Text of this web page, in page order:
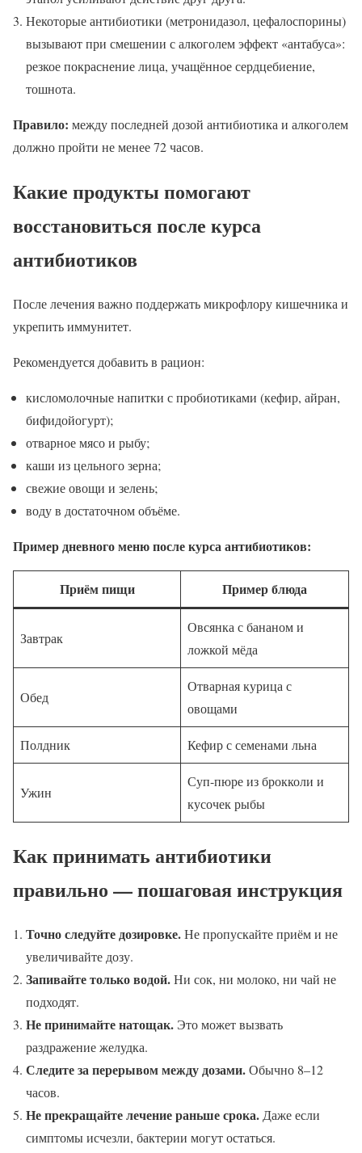
Некоторые антибиотики (метронидазол, цефалоспорины)
вызывают при смешении с алкоголем эффект «антабуса»:
резкое покраснение лица, учащённое сердцебиение,
тошнота.
Правило: между последней дозой антибиотика и алкоголем
должно пройти не менее 72 часов.
Какие продукты помогают
восстановиться после курса
антибиотиков
После лечения важно поддержать микрофлору кишечника и
укрепить иммунитет.
Рекомендуется добавить в рацион:
кисломолочные напитки с пробиотиками (кефир, айран,
бифидойогурт);
отварное мясо и рыбу;
каши из цельного зерна;
свежие овощи и зелень;
воду в достаточном объёме.
Пример дневного меню после курса антибиотиков:
Приём пищи Пример блюда
Завтрак
Овсянка с бананом и
ложкой мёда
Обед
Отварная курица с
овощами
Полдник Кефир с семенами льна
Ужин
Суп-пюре из брокколи и
кусочек рыбы
Как принимать антибиотики
правильно — пошаговая инструкция
Точно следуйте дозировке.Не пропускайте приём и не
увеличивайте дозу.
Запивайте только водой.Ни сок, ни молоко, ни чай не
подходят.
Не принимайте натощак. Это может вызвать
раздражение желудка.
Следите за перерывом между дозами.Обычно 8–12
часов.
Не прекращайте лечение раньше срока. Даже если
симптомы исчезли, бактерии могут остаться.